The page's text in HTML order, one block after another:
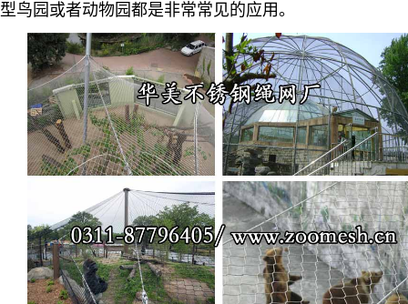
型鸟园或者动物园都是非常常见的应用。